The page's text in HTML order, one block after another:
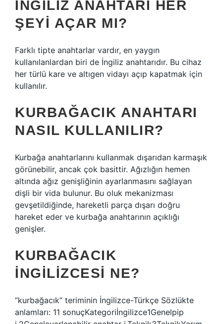
İNGILIZ ANAHTARI HER
ŞEYI AÇAR MI?
Farklı tipte anahtarlar vardır, en yaygın
kullanılanlardan biri de İngiliz anahtarıdır. Bu cihaz
her türlü kare ve altıgen vidayı açıp kapatmak için
kullanılır.
KURBAĞACIK ANAHTARI
NASIL KULLANILIR?
Kurbağa anahtarlarını kullanmak dışarıdan karmaşık
görünebilir, ancak çok basittir. Ağızlığın hemen
altında ağız genişliğinin ayarlanmasını sağlayan
dişli bir vida bulunur. Bu oluk mekanizması
gevşetildiğinde, hareketli parça dışarı doğru
hareket eder ve kurbağa anahtarının açıklığı
genişler.
KURBAĞACIK
INGILIZCESI NE?
“kurbağacık” teriminin İngilizce-Türkçe Sözlükte
anlamları: 11 sonuçKategoriİngilizce1Genelpip